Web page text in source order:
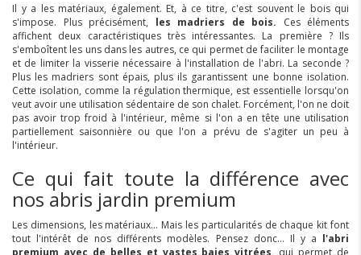
Il y a les matériaux, également. Et, à ce titre, c'est souvent le bois qui
s'impose. Plus précisément, les madriers de bois. Ces éléments
affichent deux caractéristiques très intéressantes. La première ? Ils
s'emboîtent les uns dans les autres, ce qui permet de faciliter le montage
et de limiter la visserie nécessaire à l'installation de l'abri. La seconde ?
Plus les madriers sont épais, plus ils garantissent une bonne isolation.
Cette isolation, comme la régulation thermique, est essentielle lorsqu'on
veut avoir une utilisation sédentaire de son chalet. Forcément, l'on ne doit
pas avoir trop froid à l'intérieur, même si l'on a en tête une utilisation
partiellement saisonnière ou que l'on a prévu de s'agiter un peu à
l'intérieur.
Ce qui fait toute la différence avec
nos abris jardin premium
Les dimensions, les matériaux... Mais les particularités de chaque kit font
tout l'intérêt de nos différents modèles. Pensez donc... Il y a l'abri
premium avec de belles et vastes baies vitrées, qui permet de